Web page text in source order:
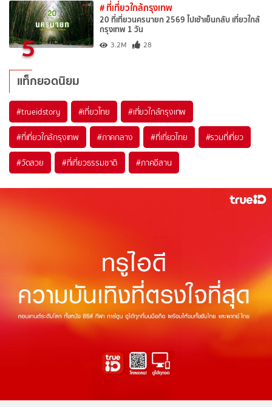
5
# ที่เที่ยวใกล้กรุงเทพ
20 ที่เที่ยวนครนายก 2569 ไปเช้าเย็นกลับ เที่ยวใกล้
กรุงเทพ 1 วัน
3.2M 28
แท็กยอดนิยม
#trueidstory #เที่ยวไทย #เที่ยวใกล้กรุงเทพ
#ที่เที่ยวใกล้กรุงเทพ #ภาคกลาง #ที่เที่ยวไทย #รวมที่เที่ยว
#วัดสวย #ที่เที่ยวธรรมชาติ #ภาคอีสาน